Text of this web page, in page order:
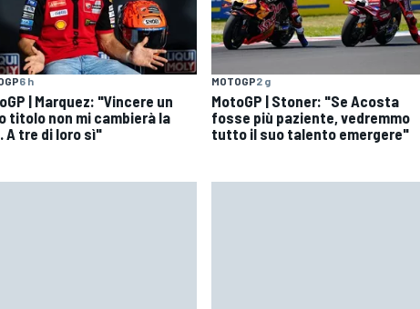
6 h
| Marquez: "Vincere un
titolo non mi cambierà la
A tre di loro sì"
MOTOGP2 g
MotoGP | Stoner: "Se Acosta
fosse più paziente, vedremmo
tutto il suo talento emergere"